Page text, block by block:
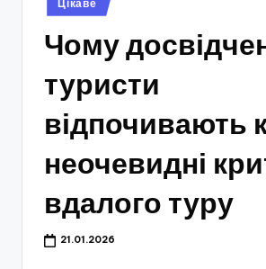
у
Цікаве
Чому
туристи
відпочивають
неочевидні
вдалого туру
21.01.2026